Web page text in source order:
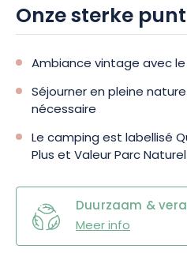
Onze sterke
Ambiance vintage avec
Séjourner en pleine
nécessaire
Le camping est labellisé
Plus et Valeur Parc
Duurzaam &
Meer info